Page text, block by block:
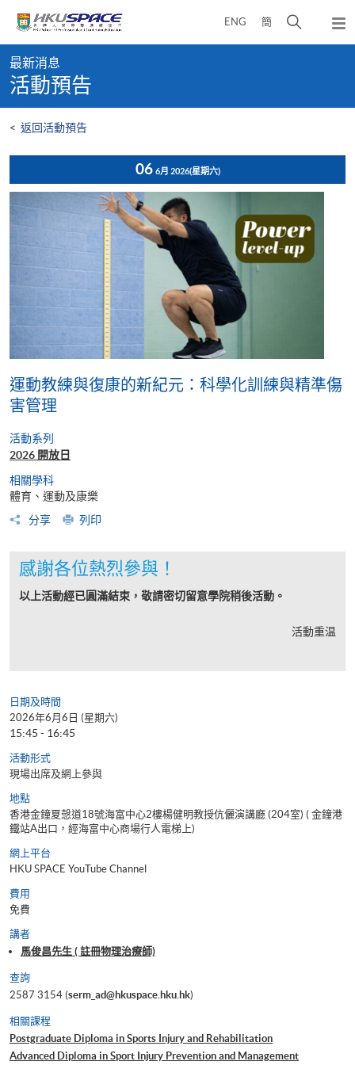
content
ENG 簡
開
彈
出
content
start
最新消息
活動預告
< 返回活動預告
06 6月 2026(星期六)
運動教練與復康的新紀元：科學化訓練與精準傷
害管理
活動系列
2026 開放日
相關學科
體育、運動及康樂
分享
列印
感謝各位熱烈參與！
以上活動經已圓滿結束，敬請密切留意學院稍後活動。
活動重温
日期及時間
2026年6月6日 (星期六)
15:45 - 16:45
活動形式
現場出席及網上參與
地點
香港金鐘夏愨道18號海富中心2樓楊健明教授伉儷演講廳 (204室) ( 金鐘港
鐵站A出口，經海富中心商場行人電梯上)
網上平台
HKU SPACE YouTube Channel
費用
免費
講者
馬俊昌先生 ( 註冊物理治療師)
查詢
2587 3154 (serm_ad@hkuspace.hku.hk)
相關課程
Postgraduate Diploma in Sports Injury and Rehabilitation
Advanced Diploma in Sport Injury Prevention and Management